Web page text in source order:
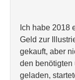
Ich habe 2018
Geld zur
gekauft, aber
den benötigten
geladen,